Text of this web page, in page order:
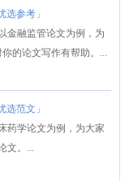
参考」
金融监管论文为例，为
的论文写作有帮助。...
范文」
药学论文为例，为大家
。...